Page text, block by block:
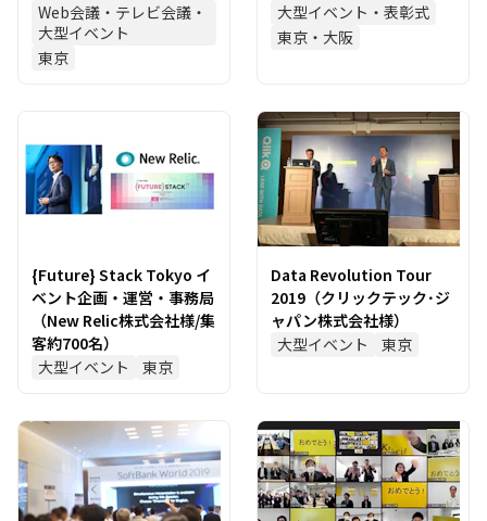
Web会議・テレビ会議・
大型イベント
東京
大型イベント・表彰式
東京・大阪
{Future} Stack Tokyo イ
ベント企画・運営・事務局
（New Relic株式会社様/集
客約700名）
大型イベント
東京
Data Revolution Tour
2019（クリックテック･ジ
ャパン株式会社様）
大型イベント
東京